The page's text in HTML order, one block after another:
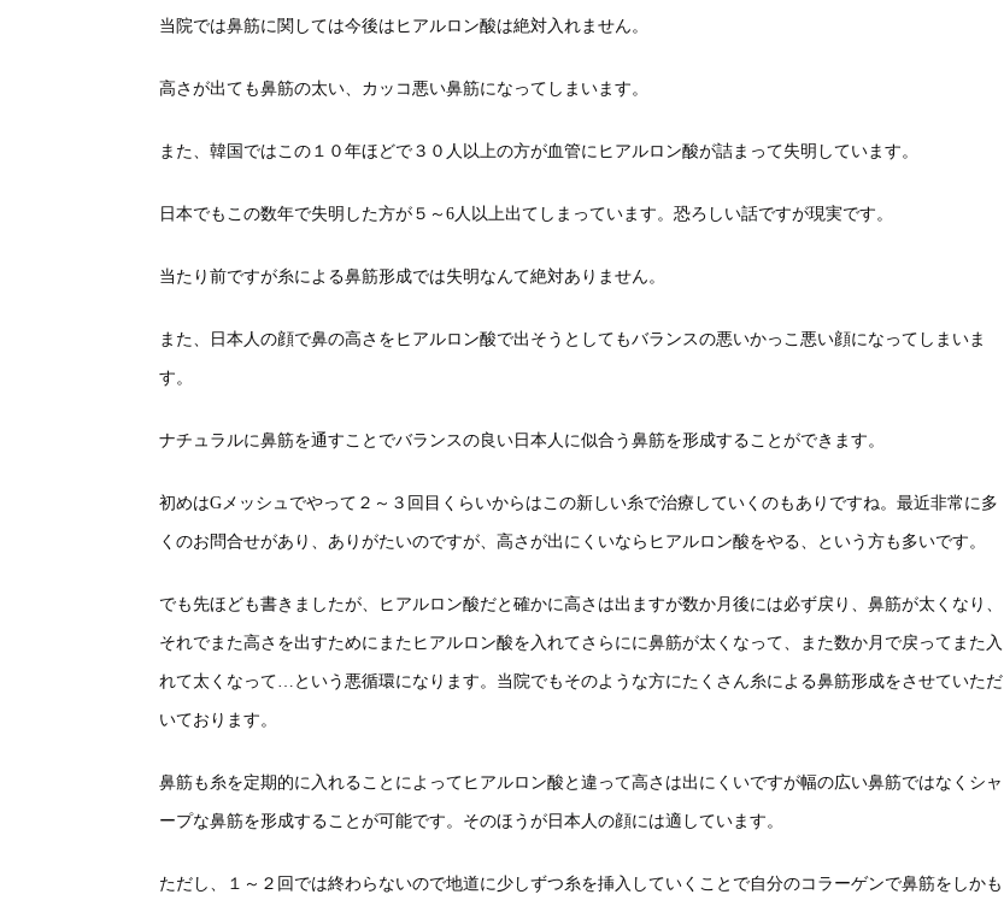
当院では鼻筋に関しては今後はヒアルロン酸は絶対入れません。
高さが出ても鼻筋の太い、カッコ悪い鼻筋になってしまいます。
また、韓国ではこの１０年ほどで３０人以上の方が血管にヒアルロン酸が詰まって失明しています。
日本でもこの数年で失明した方が５～6人以上出てしまっています。恐ろしい話ですが現実です。
当たり前ですが糸による鼻筋形成では失明なんて絶対ありません。
また、日本人の顔で鼻の高さをヒアルロン酸で出そうとしてもバランスの悪いかっこ悪い顔になってしまいま
す。
ナチュラルに鼻筋を通すことでバランスの良い日本人に似合う鼻筋を形成することができます。
初めはGメッシュでやって２～３回目くらいからはこの新しい糸で治療していくのもありですね。最近非常に多
くのお問合せがあり、ありがたいのですが、高さが出にくいならヒアルロン酸をやる、という方も多いです。
でも先ほども書きましたが、ヒアルロン酸だと確かに高さは出ますが数か月後には必ず戻り、鼻筋が太くなり、
それでまた高さを出すためにまたヒアルロン酸を入れてさらにに鼻筋が太くなって、また数か月で戻ってまた入
れて太くなって…という悪循環になります。当院でもそのような方にたくさん糸による鼻筋形成をさせていただ
いております。
鼻筋も糸を定期的に入れることによってヒアルロン酸と違って高さは出にくいですが幅の広い鼻筋ではなくシャ
ープな鼻筋を形成することが可能です。そのほうが日本人の顔には適しています。
ただし、１～２回では終わらないので地道に少しずつ糸を挿入していくことで自分のコラーゲンで鼻筋をしかも